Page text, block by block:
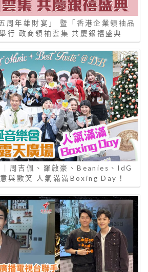
周年雄財宴」 暨「香港企業領袖品
行 政商領袖雲集 共慶銀禧盛典
周吉佩、羅啟豪、Beanies、IdG
與歡笑 人氣滿滿Boxing Day！